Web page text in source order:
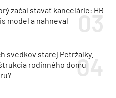
začal stavať kancelárie: HB
model a nahneval
svedkov starej Petržalky.
rodinného domu